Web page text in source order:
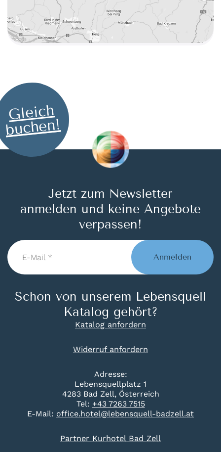
Gleich
buchen!
Adresse:
Lebensquellplatz 1
4283 Bad Zell, Österreich
Tel: +43 7263 7515
E-Mail: office.hotel@lebensquell-badzell.at
Partner Kurhotel Bad Zell
Jetzt zum Newsletter
anmelden und keine Angebote
verpassen!
E-
Mail
*
Anmelden
Schon von unserem Lebensquell
Katalog gehört?
Katalog anfordern
Widerruf anfordern